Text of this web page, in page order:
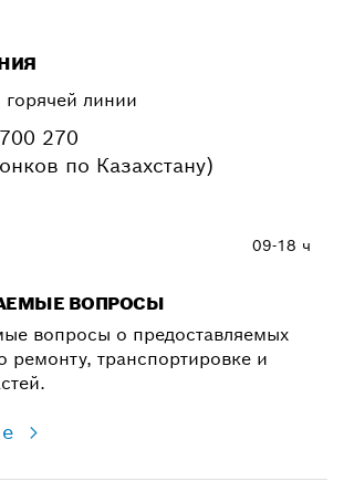
линии
270
по Казахстану)
09-18 ч
ВОПРОСЫ
вопросы о предоставляемых
ремонту, транспортировке и